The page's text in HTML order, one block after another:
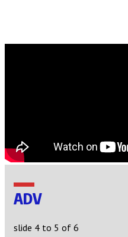
ADV
slide 4 to 5 of 6